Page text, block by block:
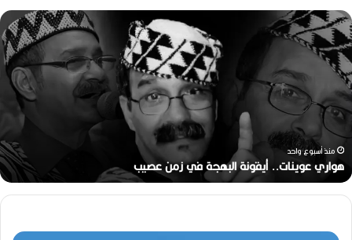
رحيل
المخرج
القدير
محمد
الأمين
مرباح
(1946-
2026)
منذ أسبوعين
رحيل المخرج القدير محمد الأمين مرباح (1946-2026)